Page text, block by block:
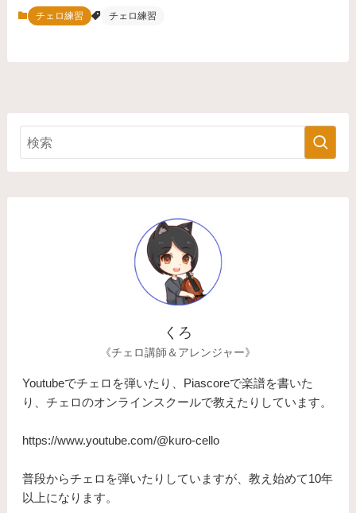
チェロ練習 チェロ練習
くろ
《チェロ講師＆アレンジャー》
Youtubeでチェロを弾いたり、Piascoreで楽譜を書いた
り、チェロのオンラインスクールで教えたりしています。
https://www.youtube.com/@kuro-cello
普段からチェロを弾いたりしていますが、教え始めて10年
以上になります。